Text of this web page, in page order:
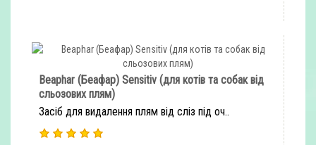
Beaphar (Беафар) Sensitiv (для котів та собак від
сльозових плям)
Засіб для видалення плям від сліз під оч..